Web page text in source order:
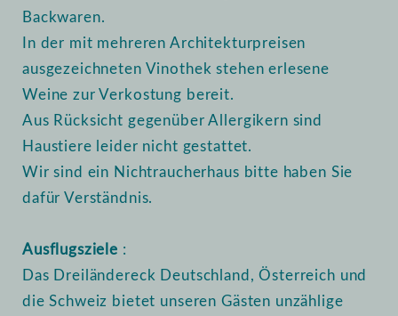
Backwaren.
In der mit mehreren Architekturpreisen
ausgezeichneten Vinothek stehen erlesene
Weine zur Verkostung bereit.
Aus Rücksicht gegenüber Allergikern sind
Haustiere leider nicht gestattet.
Wir sind ein Nichtraucherhaus bitte haben Sie
dafür Verständnis.
Ausflugsziele :
Das Dreiländereck Deutschland, Österreich und
die Schweiz bietet unseren Gästen unzählige